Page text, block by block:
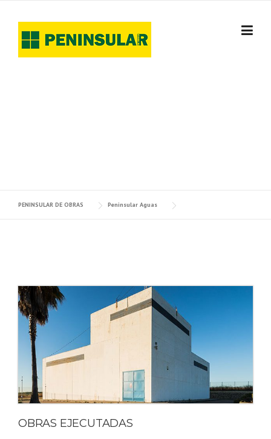
content
PENINSULAR DE OBRAS Peninsular Aguas
OBRAS EJECUTADAS